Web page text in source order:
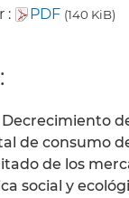
:
PDF (140 KiB)
de consumo
de los
social y